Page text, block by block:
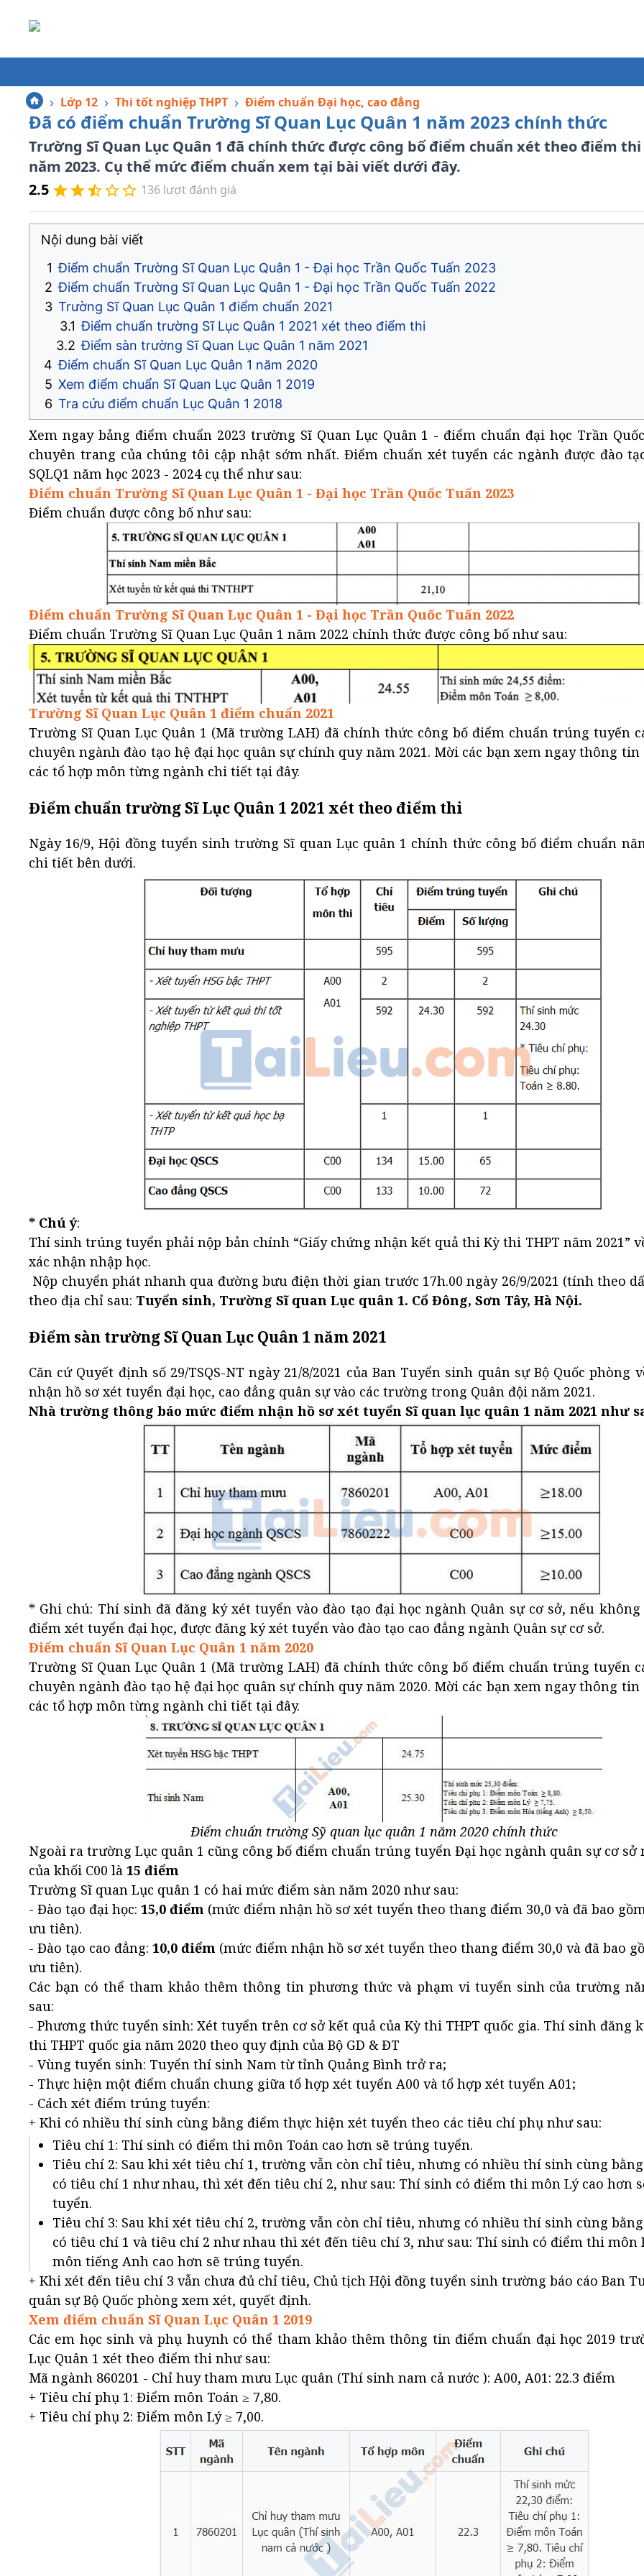
Lớp 12 Thi tốt nghiệp THPT Điểm chuẩn Đại học, cao đẳng
Đã có điểm chuẩn Trường Sĩ Quan Lục Quân 1 năm 2023 chính thức
Trường Sĩ Quan Lục Quân 1 đã chính thức được công bố điểm chuẩn xét theo điểm thi
năm 2023. Cụ thể mức điểm chuẩn xem tại bài viết dưới đây.
2.5
136 lượt đánh giá
Nội dung bài viết
Điểm chuẩn Trường Sĩ Quan Lục Quân 1 - Đại học Trần Quốc Tuấn 2023
Điểm chuẩn Trường Sĩ Quan Lục Quân 1 - Đại học Trần Quốc Tuấn 2022
Trường Sĩ Quan Lục Quân 1 điểm chuẩn 2021
Điểm chuẩn trường Sĩ Lục Quân 1 2021 xét theo điểm thi
Điểm sàn trường Sĩ Quan Lục Quân 1 năm 2021
Điểm chuẩn Sĩ Quan Lục Quân 1 năm 2020
Xem điểm chuẩn Sĩ Quan Lục Quân 1 2019
Tra cứu điểm chuẩn Lục Quân 1 2018
Xem ngay bảng điểm chuẩn 2023 trường Sĩ Quan Lục Quân 1 - điểm chuẩn đại học Trần
chuyên trang của chúng tôi cập nhật sớm nhất. Điểm chuẩn xét tuyển các ngành được đào
SQLQ1 năm học 2023 - 2024 cụ thể như sau:
Điểm chuẩn Trường Sĩ Quan Lục Quân 1 - Đại học Trần Quốc Tuấn 2023
Điểm chuẩn được công bố như sau:
Điểm chuẩn Trường Sĩ Quan Lục Quân 1 - Đại học Trần Quốc Tuấn 2022
Điểm chuẩn Trường Sĩ Quan Lục Quân 1 năm 2022 chính thức được công bố như sau:
Trường Sĩ Quan Lục Quân 1 điểm chuẩn 2021
Trường Sĩ Quan Lục Quân 1 (Mã trường LAH) đã chính thức công bố điểm chuẩn trúng tuyến
chuyên ngành đào tạo hệ đại học quân sự chính quy năm 2021. Mời các bạn xem ngay thông
các tổ hợp môn từng ngành chi tiết tại đây.
Điểm chuẩn trường Sĩ Lục Quân 1 2021 xét theo điểm thi
Ngày 16/9, Hội đồng tuyển sinh trường Sĩ quan Lục quân 1 chính thức công bố điểm chuẩn
chi tiết bên dưới.
* Chú ý:
Thí sinh trúng tuyển phải nộp bản chính “Giấy chứng nhận kết quả thi Kỳ thi THPT năm 2021”
xác nhận nhập học.
Nộp chuyển phát nhanh qua đường bưu điện thời gian trước 17h.00 ngày 26/9/2021 (tính theo
theo địa chỉ sau: Tuyển sinh, Trường Sĩ quan Lục quân 1. Cổ Đông, Sơn Tây, Hà Nội.
Điểm sàn trường Sĩ Quan Lục Quân 1 năm 2021
Căn cứ Quyết định số 29/TSQS-NT ngày 21/8/2021 của Ban Tuyển sinh quân sự Bộ Quốc phòng
nhận hồ sơ xét tuyển đại học, cao đẳng quân sự vào các trường trong Quân đội năm 2021.
Nhà trường thông báo mức điểm nhận hồ sơ xét tuyển Sĩ quan lục quân 1 năm 2021 như
* Ghi chú: Thí sinh đã đăng ký xét tuyển vào đào tạo đại học ngành Quân sự cơ sở, nếu
điểm xét tuyển đại học, được đăng ký xét tuyển vào đào tạo cao đẳng ngành Quân sự cơ sở.
Điểm chuẩn Sĩ Quan Lục Quân 1 năm 2020
Trường Sĩ Quan Lục Quân 1 (Mã trường LAH) đã chính thức công bố điểm chuẩn trúng tuyến
chuyên ngành đào tạo hệ đại học quân sự chính quy năm 2020. Mời các bạn xem ngay thông
các tổ hợp môn từng ngành chi tiết tại đây.
Điểm chuẩn trường Sỹ quan lục quân 1 năm 2020 chính thức
Ngoài ra trường Lục quân 1 cũng công bố điểm chuẩn trúng tuyển Đại học ngành quân sự cơ sở
của khối C00 là 15 điểm
Trường Sĩ quan Lục quân 1 có hai mức điểm sàn năm 2020 như sau:
- Đào tạo đại học: 15,0 điểm (mức điểm nhận hồ sơ xét tuyển theo thang điểm 30,0 và đã bao
ưu tiên).
- Đào tạo cao đẳng: 10,0 điểm (mức điểm nhận hồ sơ xét tuyển theo thang điểm 30,0 và đã bao
ưu tiên).
Các bạn có thể tham khảo thêm thông tin phương thức và phạm vi tuyển sinh của trường
sau:
- Phương thức tuyển sinh: Xét tuyển trên cơ sở kết quả của Kỳ thi THPT quốc gia. Thí sinh đăng
thi THPT quốc gia năm 2020 theo quy định của Bộ GD & ĐT
- Vùng tuyển sinh: Tuyển thí sinh Nam từ tỉnh Quảng Bình trở ra;
- Thực hiện một điểm chuẩn chung giữa tổ hợp xét tuyển A00 và tổ hợp xét tuyển A01;
- Cách xét điểm trúng tuyển:
+ Khi có nhiều thí sinh cùng bằng điểm thực hiện xét tuyển theo các tiêu chí phụ như sau:
Tiêu chí 1: Thí sinh có điểm thi môn Toán cao hơn sẽ trúng tuyển.
Tiêu chí 2: Sau khi xét tiêu chí 1, trường vẫn còn chỉ tiêu, nhưng có nhiều thí sinh cùng
có tiêu chí 1 như nhau, thì xét đến tiêu chí 2, như sau: Thí sinh có điểm thi môn Lý cao hơn
tuyển.
Tiêu chí 3: Sau khi xét tiêu chí 2, trường vẫn còn chỉ tiêu, nhưng có nhiều thí sinh cùng
có tiêu chí 1 và tiêu chí 2 như nhau thì xét đến tiêu chí 3, như sau: Thí sinh có điểm thi môn
môn tiếng Anh cao hơn sẽ trúng tuyển.
+ Khi xét đến tiêu chí 3 vẫn chưa đủ chỉ tiêu, Chủ tịch Hội đồng tuyển sinh trường báo cáo Ban
quân sự Bộ Quốc phòng xem xét, quyết định.
Xem điểm chuẩn Sĩ Quan Lục Quân 1 2019
Các em học sinh và phụ huynh có thể tham khảo thêm thông tin điểm chuẩn đại học 2019
Lục Quân 1 xét theo điểm thi như sau:
Mã ngành 860201 - Chỉ huy tham mưu Lục quân (Thí sinh nam cả nước ): A00, A01: 22.3 điểm
+ Tiêu chí phụ 1: Điểm môn Toán ≥ 7,80.
+ Tiêu chí phụ 2: Điểm môn Lý ≥ 7,00.